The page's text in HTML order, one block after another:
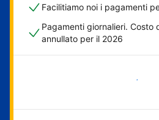
Facilitiamo noi i pagamenti
Pagamenti giornalieri. Costo
annullato per il 2026
Inizia ora